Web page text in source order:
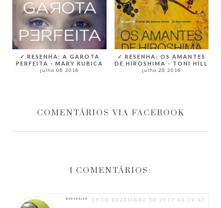
✓ RESENHA: A GAROTA
PERFEITA - MARY KUBICA
julho 06 2016
✓ RESENHA: OS AMANTES
DE HIROSHIMA - TONI HILL
julho 28 2016
COMENTÁRIOS VIA FACEBOOK
1 COMENTÁRIOS:
RUDYNALVA 19 DE DEZEMBRO DE 2017 ÀS 19:47